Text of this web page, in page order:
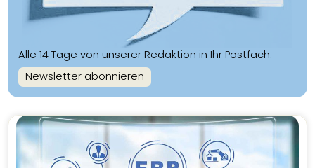
Alle 14 Tage von unserer Redaktion in Ihr Postfach.
Newsletter abonnieren